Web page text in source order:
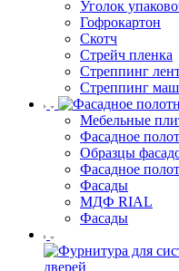
Уголок
Гофрокартон
Скотч
Стрейч пленка
Стреппинг
Стреппинг
Мебельные
Фасадное
Образцы
Фасадное
Фасады
МДФ RIAL
Фасады